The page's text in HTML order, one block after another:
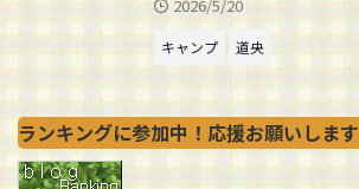
2026/5/20
キャンプ 道央
ランキングに参加中！応援お願いします